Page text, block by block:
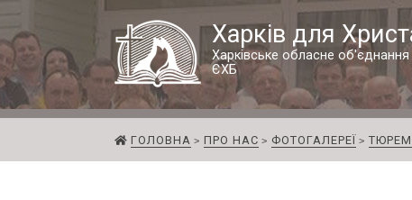
Харків для
Харківське обласне
ЄХБ
ГОЛОВНА ПРО НАС ФОТОГАЛЕРЕЇ